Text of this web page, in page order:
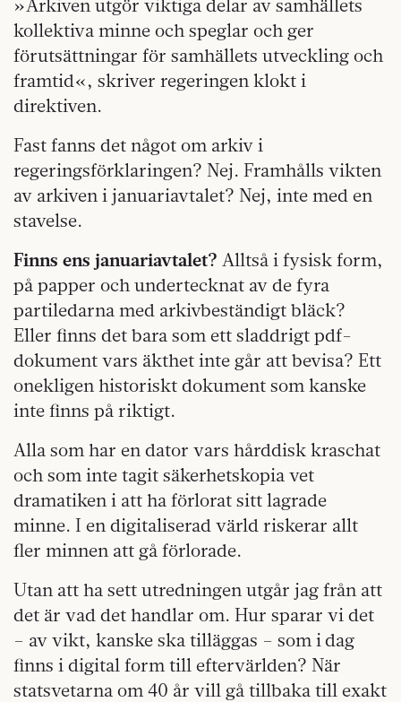
»Arkiven utgör viktiga delar av samhällets
kollektiva minne och speglar och ger
förutsättningar för samhällets utveckling och
framtid«, skriver regeringen klokt i
direktiven.
Fast fanns det något om arkiv i
regeringsförklaringen? Nej. Framhålls vikten
av arkiven i januariavtalet? Nej, inte med en
stavelse.
Finns ens januariavtalet? Alltså i fysisk form,
på papper och undertecknat av de fyra
partiledarna med arkivbeständigt bläck?
Eller finns det bara som ett sladdrigt pdf-
dokument vars äkthet inte går att bevisa? Ett
onekligen historiskt dokument som kanske
inte finns på riktigt.
Alla som har en dator vars hårddisk kraschat
och som inte tagit säkerhetskopia vet
dramatiken i att ha förlorat sitt lagrade
minne. I en digitaliserad värld riskerar allt
fler minnen att gå förlorade.
Utan att ha sett utredningen utgår jag från att
det är vad det handlar om. Hur sparar vi det
– av vikt, kanske ska tilläggas – som i dag
finns i digital form till eftervärlden? När
statsvetarna om 40 år vill gå tillbaka till exakt